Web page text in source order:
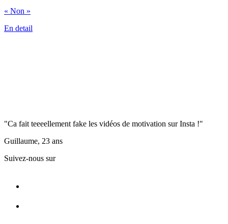
« Non »
En detail
"Ca fait teeeellement fake les vidéos de motivation sur Insta !"
Guillaume, 23 ans
Suivez-nous sur